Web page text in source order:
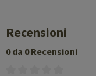
Recensioni
0 da 0 Recensioni